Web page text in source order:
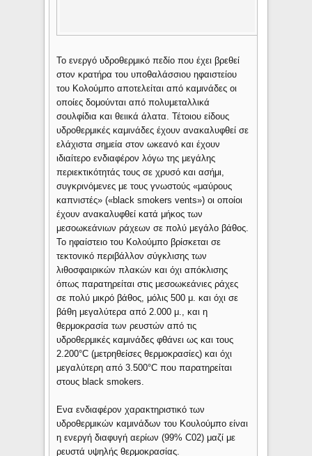
Το ενεργό υδροθερμικό πεδίο που έχει βρεθεί
στον κρατήρα του υποθαλάσσιου ηφαιστείου
του Κολούμπο αποτελείται από καμινάδες οι
οποίες δομούνται από πολυμεταλλικά
σουλφίδια και θειικά άλατα. Τέτοιου είδους
υδροθερμικές καμινάδες έχουν ανακαλυφθεί σε
ελάχιστα σημεία στον ωκεανό και έχουν
ιδιαίτερο ενδιαφέρον λόγω της μεγάλης
περιεκτικότητάς τους σε χρυσό και ασήμι,
συγκρινόμενες με τους γνωστούς «μαύρους
καπνιστές» («black smokers vents») οι οποίοι
έχουν ανακαλυφθεί κατά μήκος των
μεσοωκεάνιων ράχεων σε πολύ μεγάλο βάθος.
Το ηφαίστειο του Κολούμπο βρίσκεται σε
τεκτονικό περιβάλλον σύγκλισης των
λιθοσφαιρικών πλακών και όχι απόκλισης
όπως παρατηρείται στις μεσοωκεάνιες ράχες
σε πολύ μικρό βάθος, μόλις 500 μ. και όχι σε
βάθη μεγαλύτερα από 2.000 μ., και η
θερμοκρασία των ρευστών από τις
υδροθερμικές καμινάδες φθάνει ως και τους
2.200°C (μετρηθείσες θερμοκρασίες) και όχι
μεγαλύτερη από 3.500°C που παρατηρείται
στους black smokers.
Ενα ενδιαφέρον χαρακτηριστικό των
υδροθερμικών καμινάδων του Κουλούμπο είναι
η ενεργή διαφυγή αερίων (99% C02) μαζί με
ρευστά υψηλής θερμοκρασίας.